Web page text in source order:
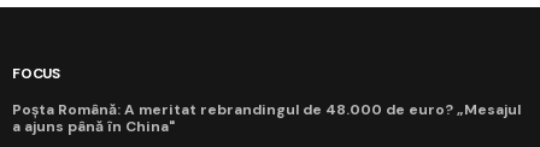
FOCUS
Poșta Română: A meritat rebrandingul de 48.000 de euro? „Mesajul
a ajuns până în China"